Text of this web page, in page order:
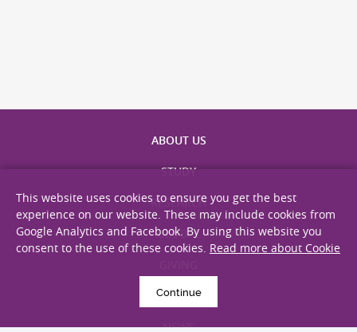
ABOUT US
STUDY
RESEARCH
GLOBAL
ALUMNI
NEWS
This website uses cookies to ensure you get the best
experience on our website. These may include cookies from
Google Analytics and Facebook. By using this website you
consent to the use of these cookies. Read more about Cookie
Continue